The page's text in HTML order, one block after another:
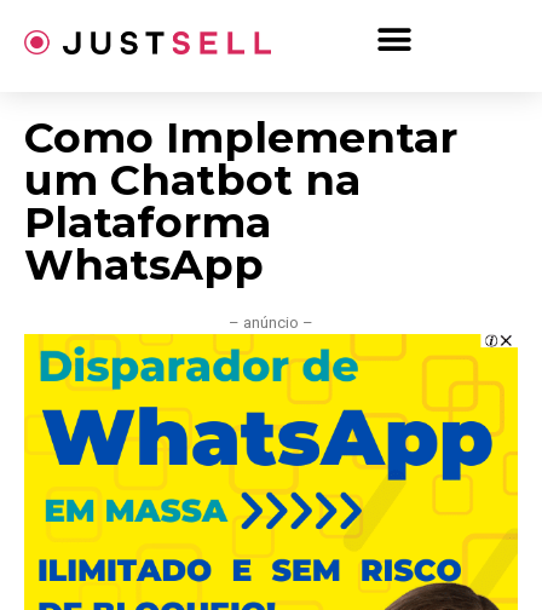
para
Como Implementar
um Chatbot na
Plataforma
WhatsApp
– anúncio –